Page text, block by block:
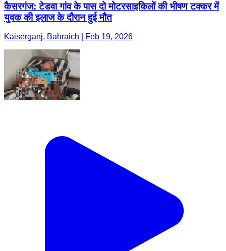
कैसरगंज: टेडवा गांव के पास दो मोटरसाइकिलों की भीषण टक्कर में
युवक की इलाज के दौरान हुई मौत
Kaiserganj, Bahraich | Feb 19, 2026